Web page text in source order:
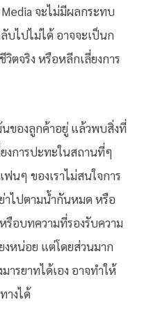
Media จะไม่มีผลกระทบ
บไปไม่ได้ อาจจะเป็นก
ตจริง หรือหลีกเลี่ยงการ
นของลูกค้าอยู่ แล้วพบสิ่งที่
งการปะทะในสถานที่ๆ
นๆ ของเราไม่สนใจการ
าไปตามน้ำกันหมด หรือ
รือบทความที่รองรับความ
งหน่อย แต่โดยส่วนมาก
ารยาทได้เอง อาจทำให้
างได้